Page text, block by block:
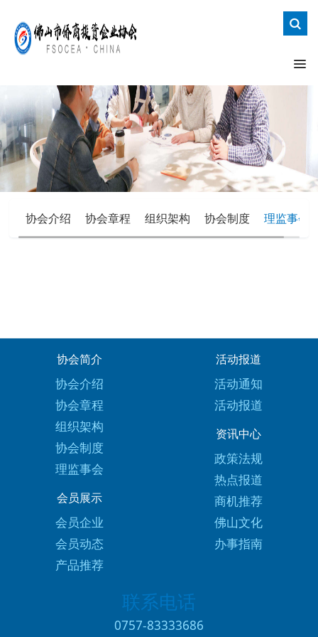
协会介绍 协会章程 组织架构 协会制度 理监事会
协会简介
协会介绍
协会章程
组织架构
协会制度
理监事会
活动报道
活动通知
活动报道
资讯中心
政策法规
热点报道
商机推荐
佛山文化
办事指南
会员展示
会员企业
会员动态
产品推荐
联系电话
0757-83333686